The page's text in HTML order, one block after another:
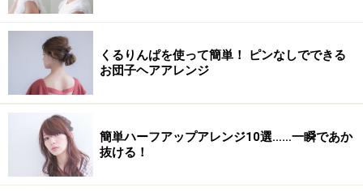
くるりんぱを使って簡単！ ピンなしでできる
お団子ヘアアレンジ
簡単ハーフアップアレンジ10選……一瞬であか
抜ける！